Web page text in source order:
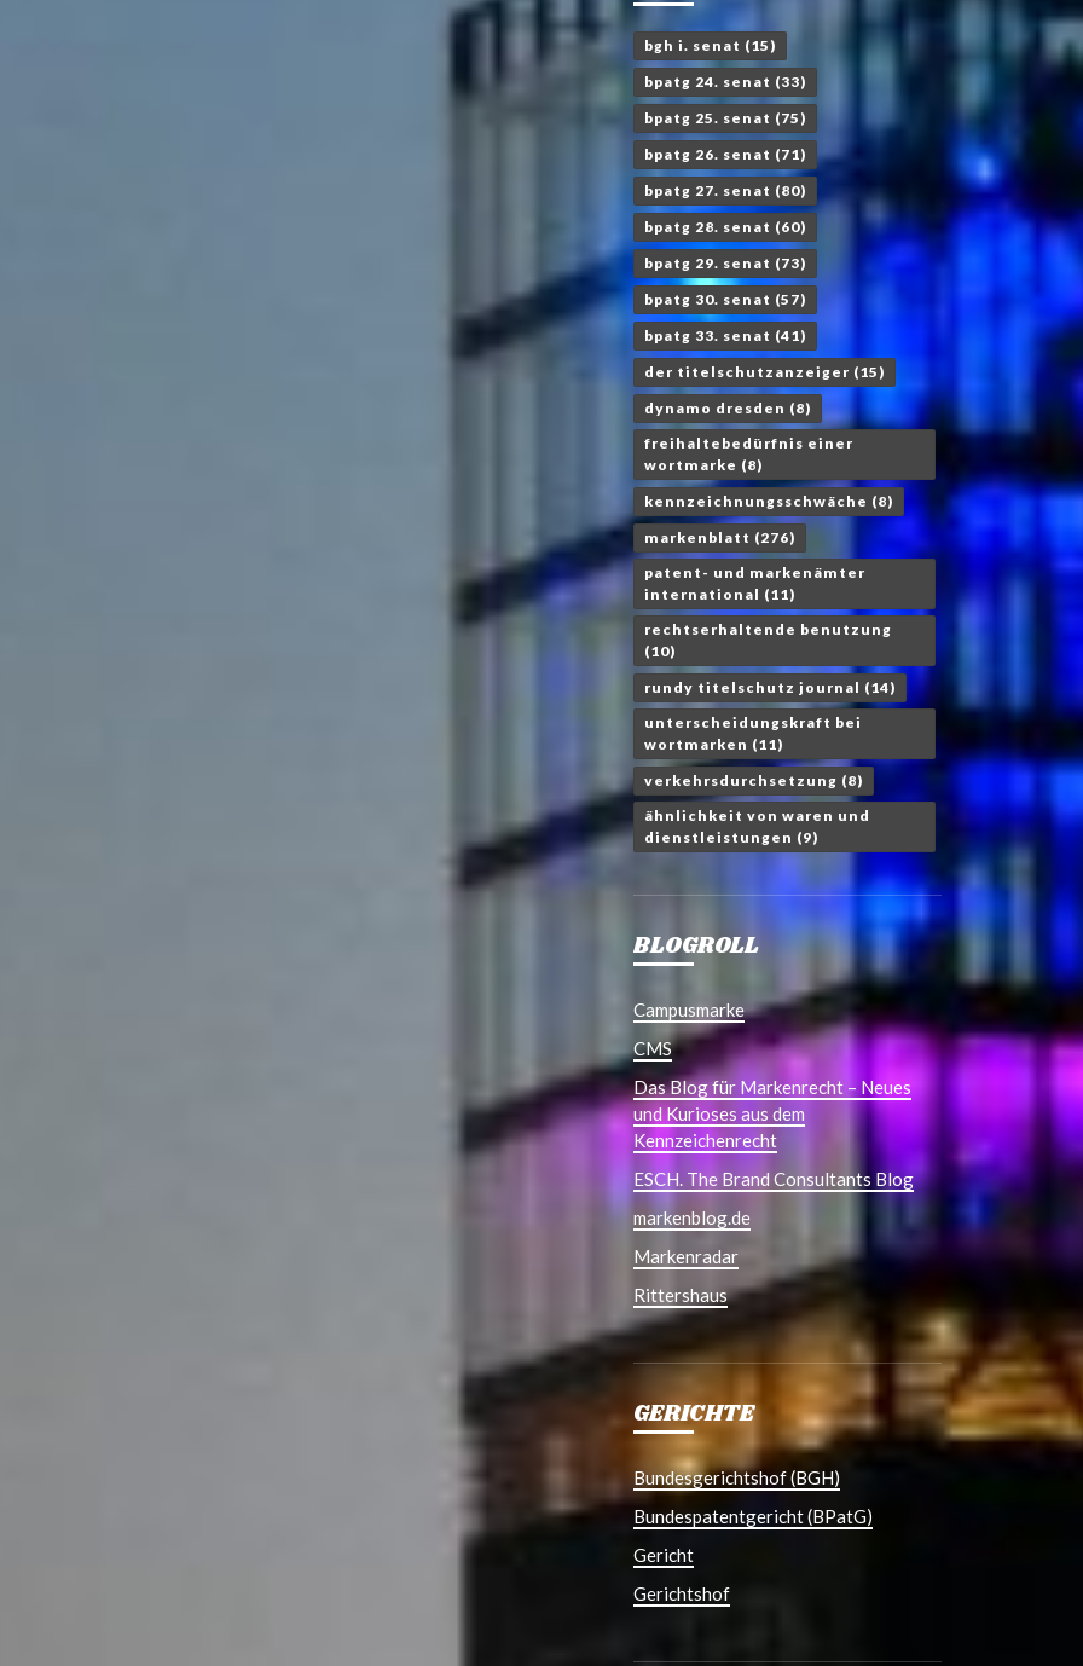
bgh i. senat (15)
bpatg 24. senat (33)
bpatg 25. senat (75)
bpatg 26. senat (71)
bpatg 27. senat (80)
bpatg 28. senat (60)
bpatg 29. senat (73)
bpatg 30. senat (57)
bpatg 33. senat (41)
der titelschutzanzeiger (15)
dynamo dresden (8)
freihaltebedürfnis einer
wortmarke (8)
kennzeichnungsschwäche (8)
markenblatt (276)
patent- und markenämter
international (11)
rechtserhaltende benutzung
(10)
rundy titelschutz journal (14)
unterscheidungskraft bei
wortmarken (11)
verkehrsdurchsetzung (8)
ähnlichkeit von waren und
dienstleistungen (9)
BLOGROLL
Campusmarke
CMS
Das Blog für Markenrecht – Neues
und Kurioses aus dem
Kennzeichenrecht
ESCH. The Brand Consultants Blog
markenblog.de
Markenradar
Rittershaus
GERICHTE
Bundesgerichtshof (BGH)
Bundespatentgericht (BPatG)
Gericht
Gerichtshof